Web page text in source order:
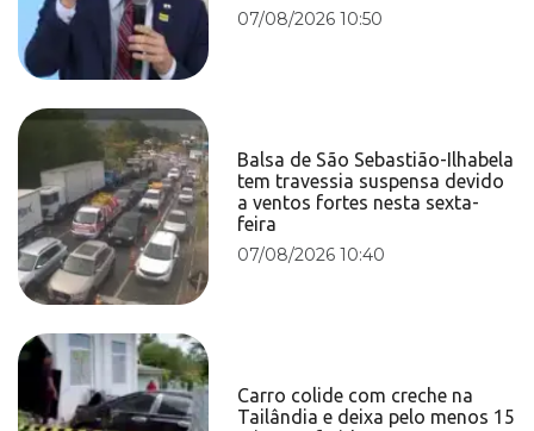
07/08/2026 10:50
Balsa de São Sebastião-Ilhabela
tem travessia suspensa devido
a ventos fortes nesta sexta-
feira
07/08/2026 10:40
Carro colide com creche na
Tailândia e deixa pelo menos 15